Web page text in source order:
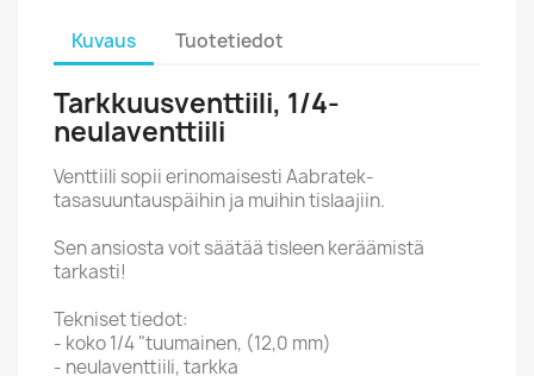
Kuvaus Tuotetiedot
Tarkkuusventtiili, 1/4-
neulaventtiili
Venttiili sopii erinomaisesti Aabratek-
tasasuuntauspäihin ja muihin tislaajiin.
Sen ansiosta voit säätää tisleen keräämistä
tarkasti!
Tekniset tiedot:
- koko 1/4 "tuumainen, (12,0 mm)
- neulaventtiili, tarkka